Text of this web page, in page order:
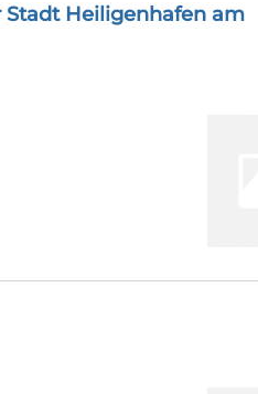
Stadt Heiligenhafen am